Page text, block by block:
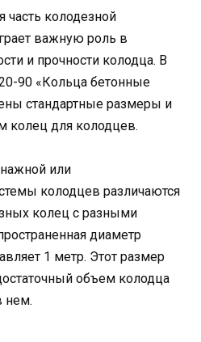
колодезной
важную роль в
и прочности колодца. В
90 «Кольца бетонные
стандартные размеры и
колец для колодцев.
или
колодцев различаются
колец с разными
диаметр
1 метр. Этот размер
объем колодца
нем.